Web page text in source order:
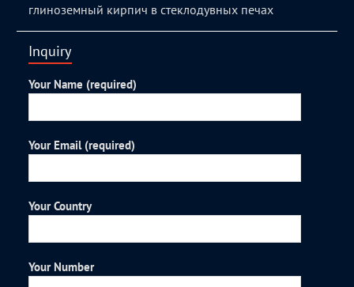
глиноземный кирпич в стеклодувных печах
Inquiry
Your Name (required)
Your Email (required)
Your Country
Your Number